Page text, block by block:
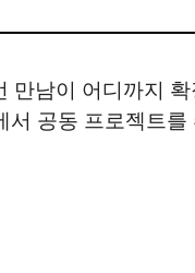
만남이 어디까지
공동 프로젝트를